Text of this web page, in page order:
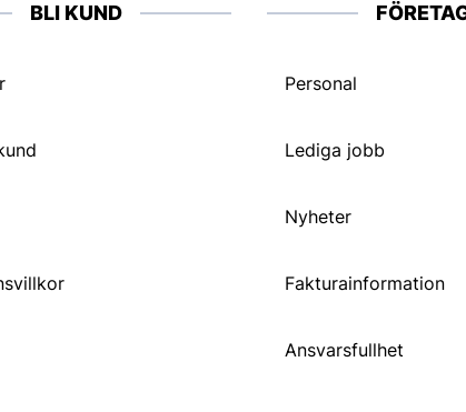
BLI KUND
Personal
Lediga jobb
Nyheter
Fakturainformation
Ansvarsfullhet